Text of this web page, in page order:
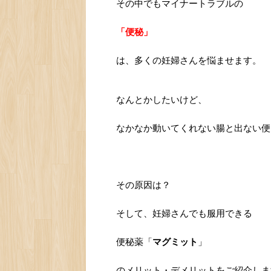
その中でもマイナートラブルの
「便秘」
は、多くの妊婦さんを悩ませます。
なんとかしたいけど、
なかなか動いてくれない腸と出ない
その原因は？
そして、妊婦さんでも服用できる
便秘薬「マグミット 」